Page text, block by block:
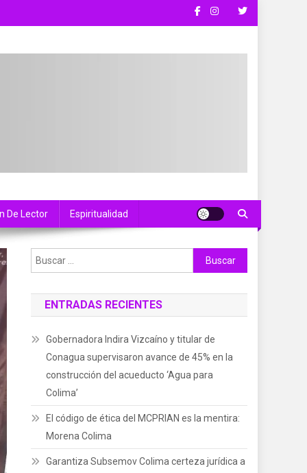
De Lector Espiritualidad
Buscar:
ENTRADAS RECIENTES
Gobernadora Indira Vizcaíno y titular de
Conagua supervisaron avance de 45% en la
construcción del acueducto ‘Agua para
Colima’
El código de ética del MCPRIAN es la mentira:
Morena Colima
Garantiza Subsemov Colima certeza jurídica a